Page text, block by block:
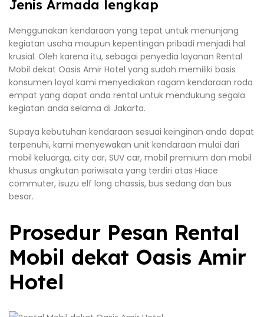
Jenis Armada lengkap
Menggunakan kendaraan yang tepat untuk menunjang
kegiatan usaha maupun kepentingan pribadi menjadi hal
krusial. Oleh karena itu, sebagai penyedia layanan Rental
Mobil dekat Oasis Amir Hotel yang sudah memiliki basis
konsumen loyal kami menyediakan ragam kendaraan roda
empat yang dapat anda rental untuk mendukung segala
kegiatan anda selama di Jakarta.
Supaya kebutuhan kendaraan sesuai keinginan anda dapat
terpenuhi, kami menyewakan unit kendaraan mulai dari
mobil keluarga, city car, SUV car, mobil premium dan mobil
khusus angkutan pariwisata yang terdiri atas Hiace
commuter, isuzu elf long chassis, bus sedang dan bus
besar.
Prosedur Pesan Rental
Mobil dekat Oasis Amir
Hotel